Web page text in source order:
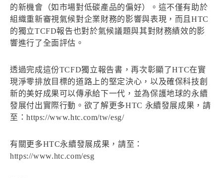
的新機會（如市場對低碳產品的偏好）。這不僅有助於
組織重新審視氣候對企業財務的影響與表現，而且HTC
的獨立TCFD報告也對於氣候議題與其對財務績效的影
響進行了全面評估。
透過完成這份TCFD獨立報告書，再次彰顯了HTC在實
現淨零排放目標的道路上的堅定決心，以及確保科技創
新的美好成果可以傳承給下一代，並為保護地球的永續
發展付出實際行動。欲了解更多HTC 永續發展成果，請
至：https://www.htc.com/tw/esg/
有關更多HTC永續發展成果，請至：
https://www.htc.com/esg